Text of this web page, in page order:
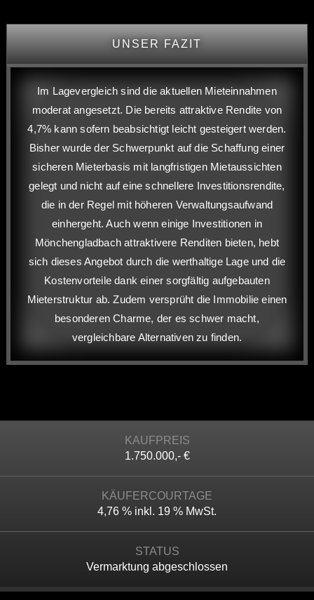
UNSER FAZIT
Im Lagevergleich sind die aktuellen Mieteinnahmen
moderat angesetzt. Die bereits attraktive Rendite von
4,7% kann sofern beabsichtigt leicht gesteigert werden.
Bisher wurde der Schwerpunkt auf die Schaffung einer
sicheren Mieterbasis mit langfristigen Mietaussichten
gelegt und nicht auf eine schnellere Investitionsrendite,
die in der Regel mit höheren Verwaltungsaufwand
einhergeht. Auch wenn einige Investitionen in
Mönchengladbach attraktivere Renditen bieten, hebt
sich dieses Angebot durch die werthaltige Lage und die
Kostenvorteile dank einer sorgfältig aufgebauten
Mieterstruktur ab. Zudem versprüht die Immobilie einen
besonderen Charme, der es schwer macht,
vergleichbare Alternativen zu finden.
KAUFPREIS
1.750.000,- €
KÄUFERCOURTAGE
4,76 % inkl. 19 % MwSt.
STATUS
Vermarktung abgeschlossen